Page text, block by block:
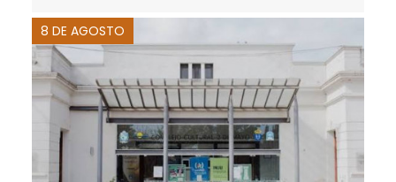
8 DE AGOSTO